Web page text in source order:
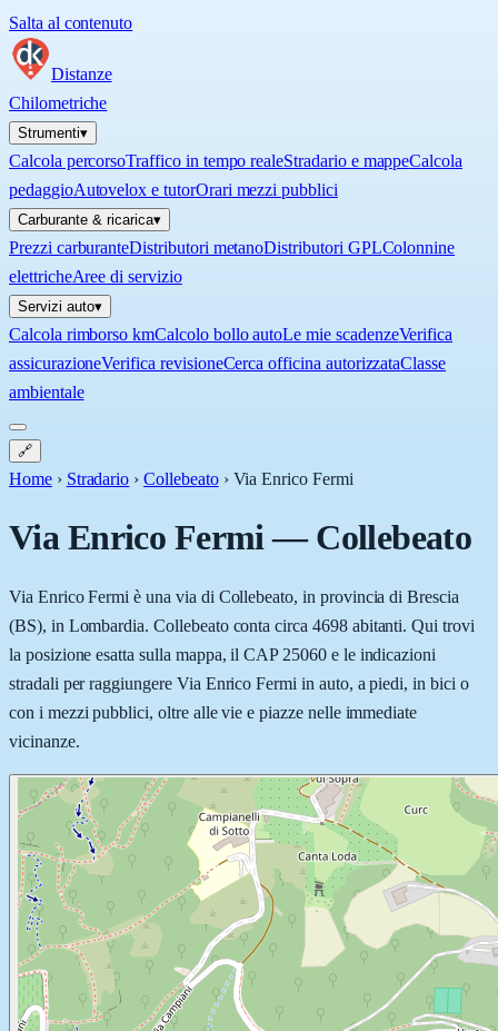
Salta al contenuto
Distanze
Chilometriche
Strumenti▾
Calcola percorsoTraffico in tempo realeStradario e mappeCalcola
pedaggioAutovelox e tutorOrari mezzi pubblici
Carburante & ricarica▾
Prezzi carburanteDistributori metanoDistributori GPLColonnine
elettricheAree di servizio
Servizi auto▾
Calcola rimborso kmCalcolo bollo autoLe mie scadenzeVerifica
assicurazioneVerifica revisioneCerca officina autorizzataClasse
ambientale
🔗
Home › Stradario › Collebeato › Via Enrico Fermi
Via Enrico Fermi—Collebeato
Via Enrico Fermi è una via di Collebeato, in provincia di Brescia
(BS), in Lombardia. Collebeato conta circa 4698 abitanti. Qui trovi
la posizione esatta sulla mappa, il CAP 25060 e le indicazioni
stradali per raggiungere Via Enrico Fermi in auto, a piedi, in bici o
con i mezzi pubblici, oltre alle vie e piazze nelle immediate
vicinanze.